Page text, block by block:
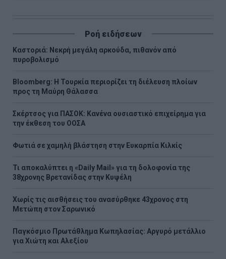
Ροή ειδήσεων
Καστοριά: Νεκρή μεγάλη αρκούδα, πιθανόν από
πυροβολισμό
Bloomberg: Η Τουρκία περιορίζει τη διέλευση πλοίων
προς τη Μαύρη Θάλασσα
Σκέρτσος για ΠΑΣΟΚ: Κανένα ουσιαστικό επιχείρημα για
την έκθεση του ΟΟΣΑ
Φωτιά σε χαμηλή βλάστηση στην Ευκαρπία Κιλκίς
Τι αποκαλύπτει η «Daily Mail» για τη δολοφονία της
38χρονης Βρετανίδας στην Κυψέλη
Χωρίς τις αισθήσεις του ανασύρθηκε 43χρονος στη
Μετώπη στον Σαρωνικό
Παγκόσμιο Πρωτάθλημα Κωπηλασίας: Αργυρό μετάλλιο
για Χιώτη και Αλεξίου